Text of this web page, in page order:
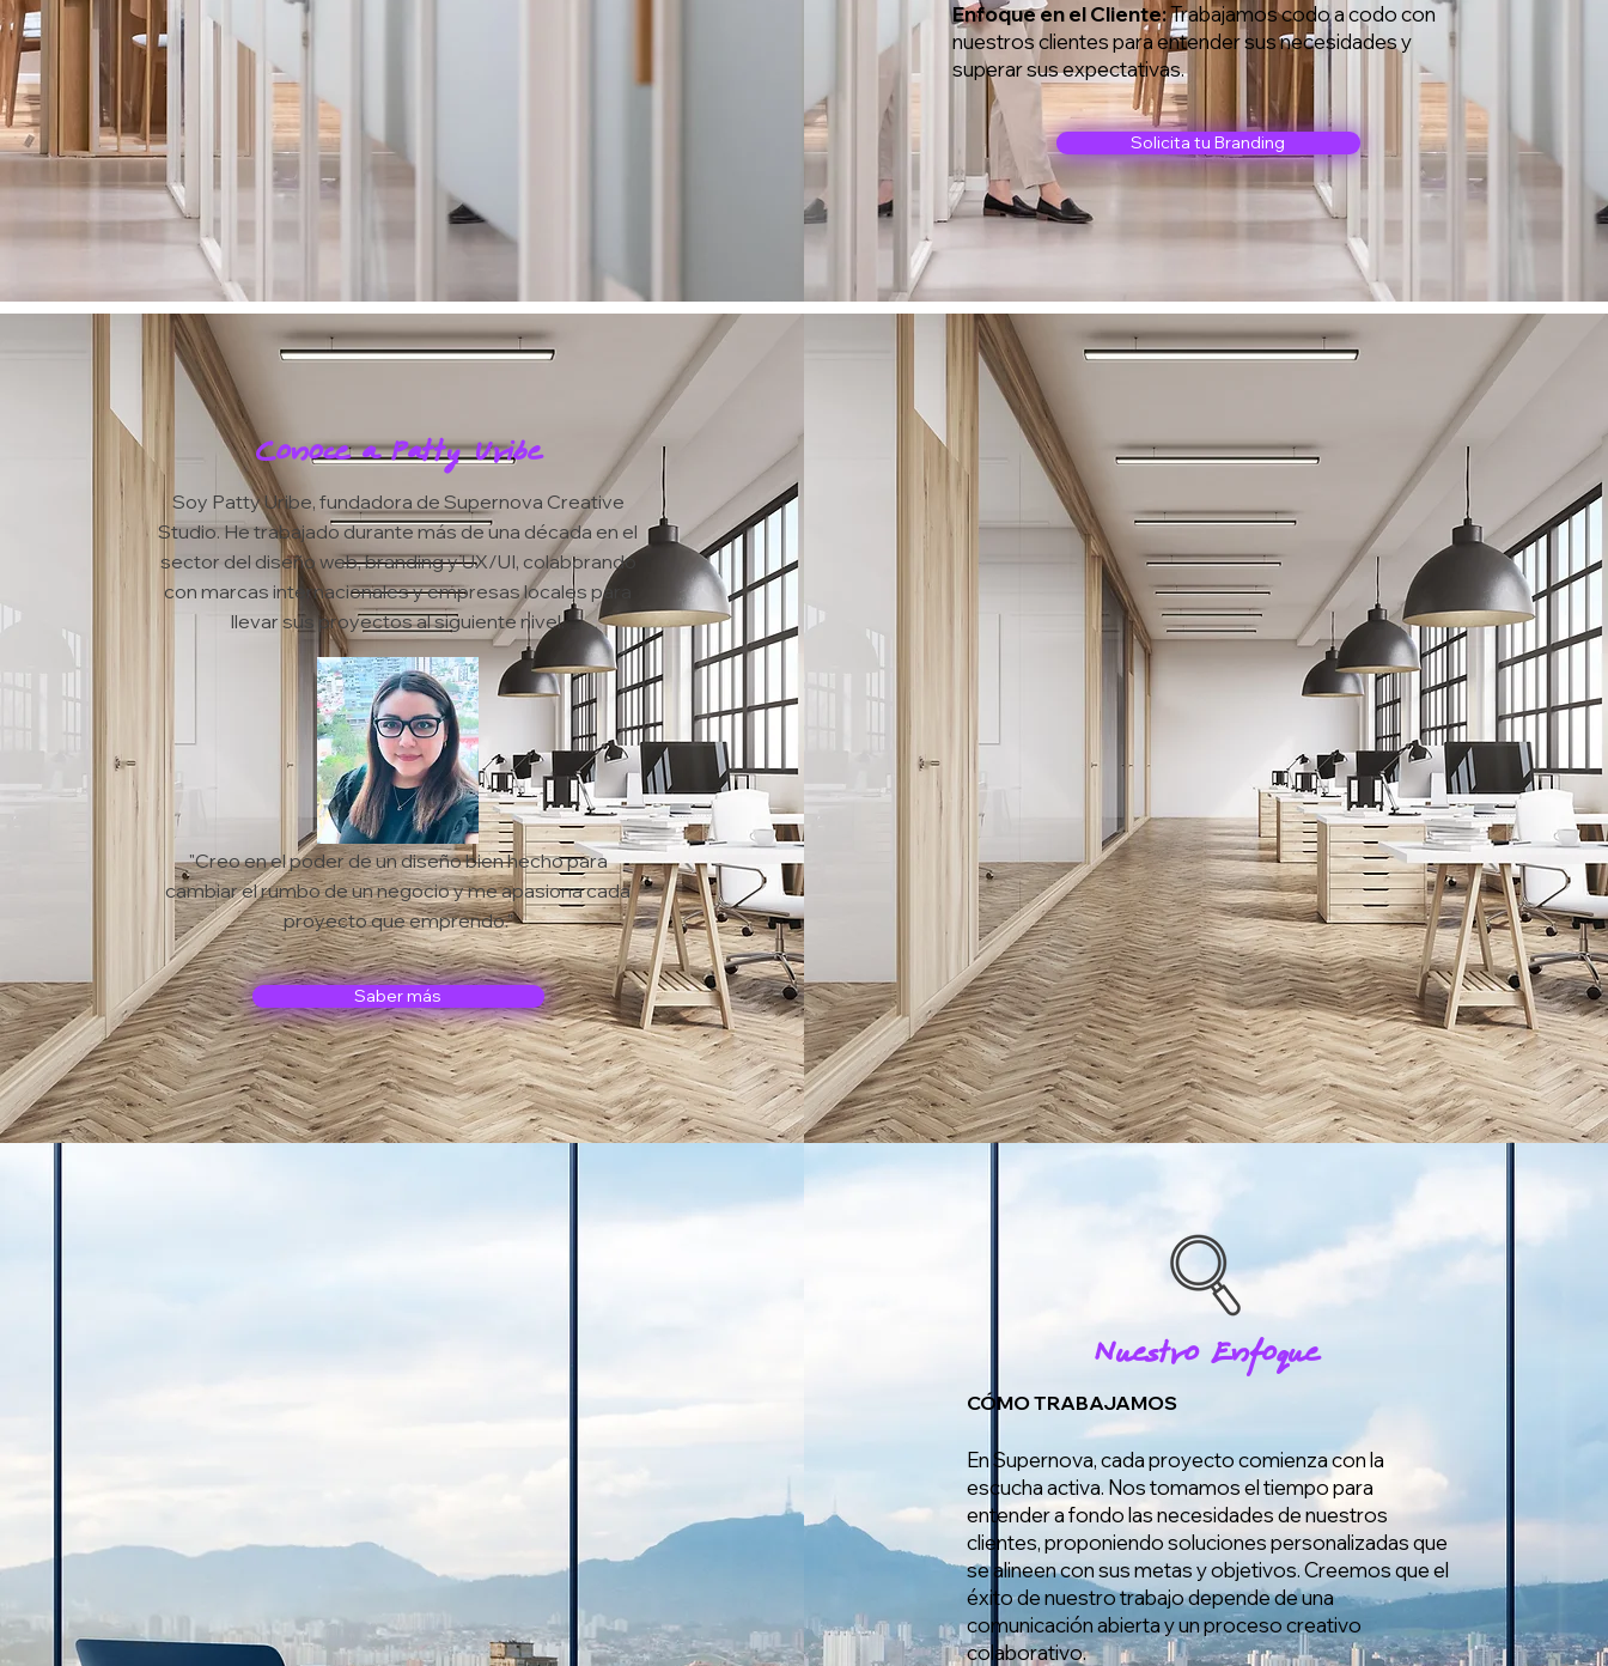
Enfoque en el Cliente:Trabajamos codo a codo con
nuestros clientes para entender sus necesidades y
superar sus expectativas.
Solicita tu Branding
Conoce a Patty Uribe
Soy Patty Uribe, fundadora de Supernova Creative
Studio. He trabajado durante más de una década en el
sector del diseño web, branding y UX/UI, colaborando
con marcas internacionales y empresas locales para
llevar sus proyectos al siguiente nivel.
"Creo en el poder de un diseño bien hecho para
cambiar el rumbo de un negocio y me apasiona cada
proyecto que emprendo."
Saber más
Nuestro Enfoque
CÓMO TRABAJAMOS
En Supernova, cada proyecto comienza con la
escucha activa. Nos tomamos el tiempo para
entender a fondo las necesidades de nuestros
clientes, proponiendo soluciones personalizadas que
se alineen con sus metas y objetivos. Creemos que el
éxito de nuestro trabajo depende de una
comunicación abierta y un proceso creativo
colaborativo.